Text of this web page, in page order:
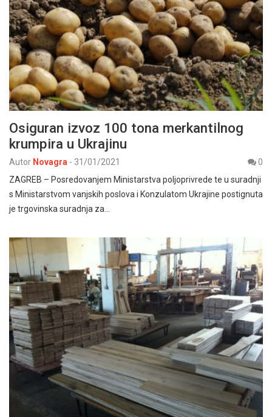
Osiguran izvoz 100 tona merkantilnog
krumpira u Ukrajinu
Autor Novagra - 31/01/2021
0
ZAGREB – Posredovanjem Ministarstva poljoprivrede te u suradnji
s Ministarstvom vanjskih poslova i Konzulatom Ukrajine postignuta
je trgovinska suradnja za…